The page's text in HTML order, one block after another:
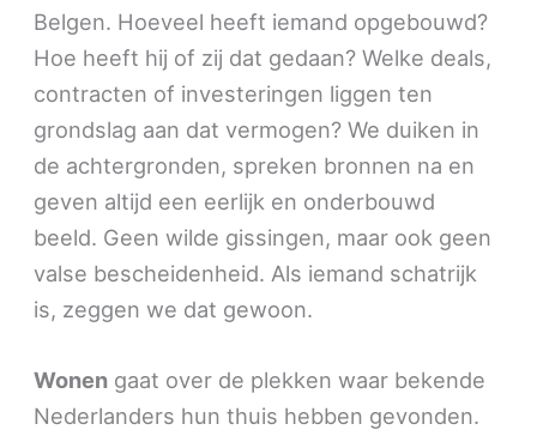
Belgen. Hoeveel heeft iemand opgebouwd?
Hoe heeft hij of zij dat gedaan? Welke deals,
contracten of investeringen liggen ten
grondslag aan dat vermogen? We duiken in
de achtergronden, spreken bronnen na en
geven altijd een eerlijk en onderbouwd
beeld. Geen wilde gissingen, maar ook geen
valse bescheidenheid. Als iemand schatrijk
is, zeggen we dat gewoon.
Wonen gaat over de plekken waar bekende
Nederlanders hun thuis hebben gevonden.